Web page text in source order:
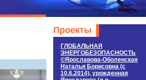
Проекты
ГЛОБАЛЬНАЯ
ЭНЕРГОБЕЗОПАСНОСТЬ
©Ярославова-Оболенская
Наталья Борисовна (c
10.6.2014), урожденная